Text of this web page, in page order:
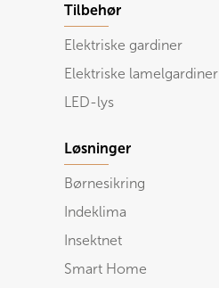
Tilbehør
Elektriske gardiner
Elektriske lamelgardiner
LED-lys
Løsninger
Børnesikring
Indeklima
Insektnet
Smart Home